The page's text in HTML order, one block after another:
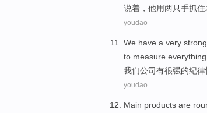
说着，他用两只手抓住
youdao
We have a very strong
to measure everything
我们公司有很强的纪律
youdao
Main products are